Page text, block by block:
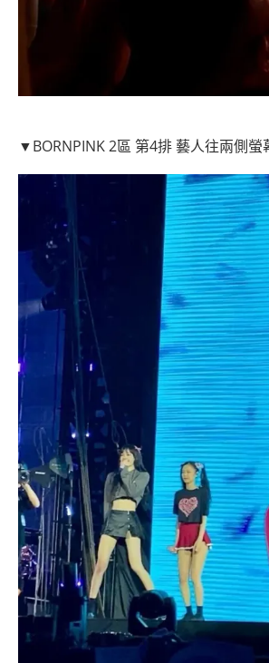
▼BORNPINK 2區 第4排 藝人往兩側螢